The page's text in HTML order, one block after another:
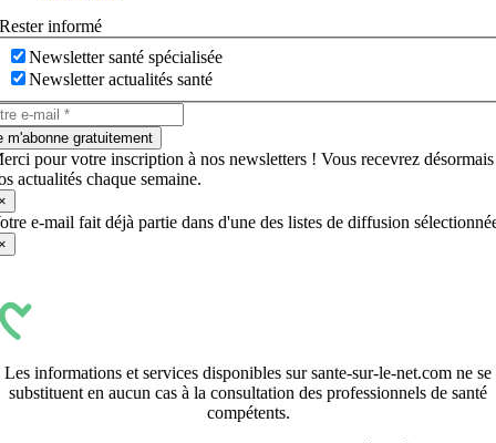
Rester informé
Newsletter santé spécialisée
Newsletter actualités santé
m'abonne gratuitement
pour votre inscription à nos newsletters ! Vous recevrez désormais
actualités chaque semaine.
e-mail fait déjà partie dans d'une des listes de diffusion
Les informations et services disponibles sur sante-sur-le-net.com ne se
substituent en aucun cas à la consultation des professionnels de santé
compétents.